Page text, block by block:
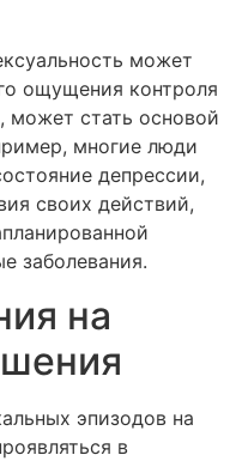
может
ощущения контроля
может стать основой
многие люди
депрессии,
своих действий,
заболевания.
на
эпизодов на
в